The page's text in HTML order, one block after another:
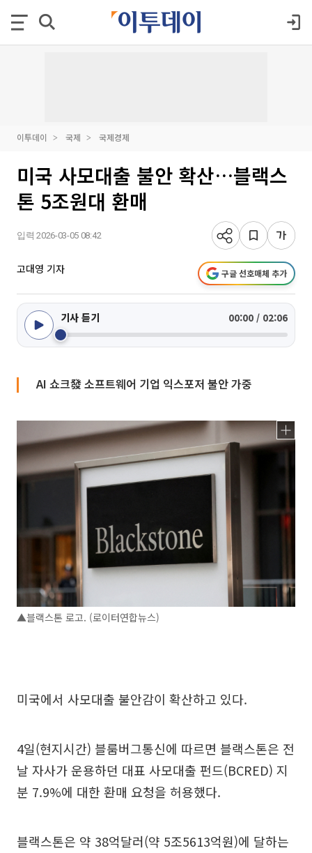
이투데이 국제 국제경제
미국 사모대출 불안 확산…블랙스
톤 5조원대 환매
입력 2026-03-05 08:42
고대영 기자 구글 선호매체 추가
기사 듣기 00:00 / 02:06
AI 쇼크發 소프트웨어 기업 익스포저 불안 가중
▲블랙스톤 로고. (로이터연합뉴스)
미국에서 사모대출 불안감이 확산하고 있다.
4일(현지시간) 블룸버그통신에 따르면 블랙스톤은 전
날 자사가 운용하던 대표 사모대출 펀드(BCRED) 지
분 7.9%에 대한 환매 요청을 허용했다.
블랙스톤은 약 38억달러(약 5조5613억원)에 달하는